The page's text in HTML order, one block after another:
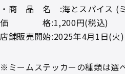
・商 品 名 :海とスパイス (ミ
価 格:1,200円(税込)
店舗販売開始:2025年4月1日(火)
※ミームステッカーの種類は選